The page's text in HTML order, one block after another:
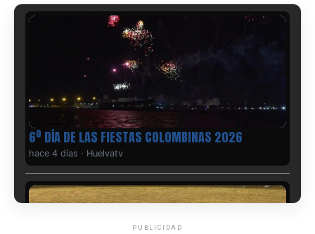
6º DÍA DE LAS FIESTAS COLOMBINAS 2026
hace 4 días · Huelvatv
PUBLICIDAD